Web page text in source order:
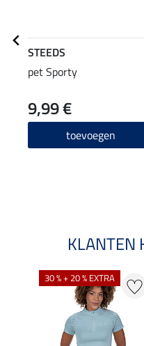
STEEDS
pet Sporty
9,99 €
toevoegen
KLANTEN
30 % + 20 % EXTRA